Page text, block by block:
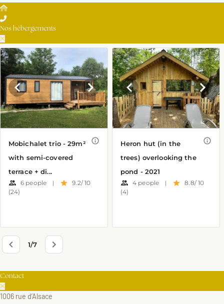
Nos hébergements
Contact
1006 rue d’Alsace